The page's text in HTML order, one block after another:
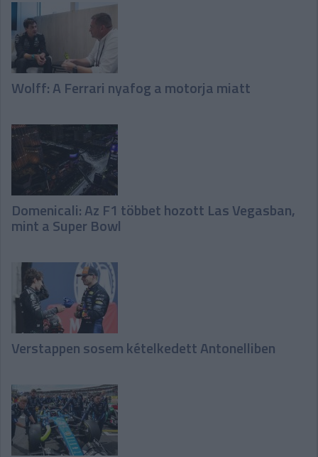
Wolff: A Ferrari nyafog a motorja miatt
Domenicali: Az F1 többet hozott Las Vegasban,
mint a Super Bowl
Verstappen sosem kételkedett Antonelliben